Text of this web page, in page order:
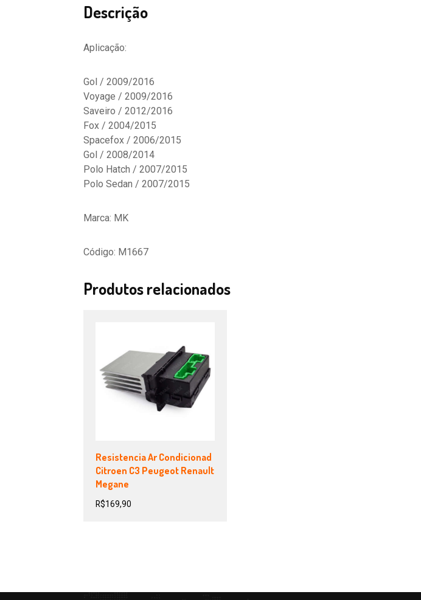
Descrição
Aplicação:
Gol / 2009/2016
Voyage / 2009/2016
Saveiro / 2012/2016
Fox / 2004/2015
Spacefox / 2006/2015
Gol / 2008/2014
Polo Hatch / 2007/2015
Polo Sedan / 2007/2015
Marca: MK
Código: M1667
Produtos relacionados
Resistencia Ar Condicionad
Citroen C3 Peugeot Renault
Megane
R$169,90